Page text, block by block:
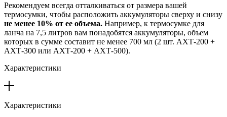
Рекомендуем всегда отталкиваться от размера вашей
термосумки, чтобы расположить аккумуляторы сверху и снизу
не менее 10% от ее объема. Например, к термосумке для
ланча на 7,5 литров вам понадобятся аккумуляторы, объем
которых в сумме составит не менее 700 мл (2 шт. АХТ-200 +
АХТ-300 или АХТ-200 + АХТ-500).
Характеристики
Характеристики